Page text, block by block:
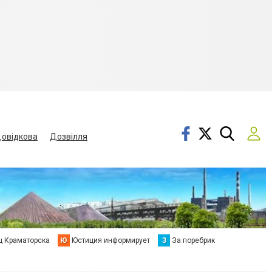
Дозвілля
Краматорска Ю Юстиция информирует З За поребрик